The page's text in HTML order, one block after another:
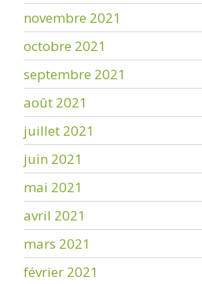
novembre 2021
octobre 2021
septembre 2021
août 2021
juillet 2021
juin 2021
mai 2021
avril 2021
mars 2021
février 2021